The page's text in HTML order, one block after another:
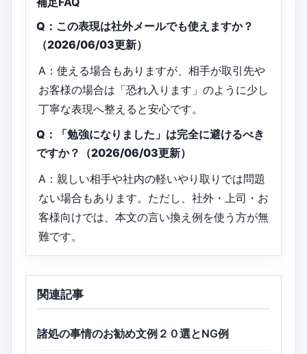
Q：この表現は社外メールでも使えますか？
（2026/06/03更新）
A：使える場合もありますが、相手が取引先や
お客様の場合は「恐れ入ります」のように少し
丁寧な表現へ整えると安心です。
Q：「勉強になりました」は完全に避けるべき
ですか？（2026/06/03更新）
A：親しい相手や社内の軽いやり取りでは問題
ない場合もあります。ただし、社外・上司・お
客様向けでは、本文の言い換え例を使う方が無
難です。
関連記事
諸処の事情のお勧め文例２０選とNG例